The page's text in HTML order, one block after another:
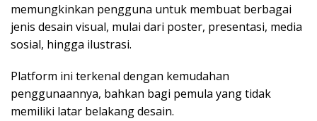
memungkinkan pengguna untuk membuat berbagai
jenis desain visual, mulai dari poster, presentasi, media
sosial, hingga ilustrasi.
Platform ini terkenal dengan kemudahan
penggunaannya, bahkan bagi pemula yang tidak
memiliki latar belakang desain.